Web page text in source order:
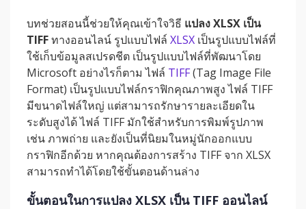
บทช่วยสอนนี้ช่วยให้คุณเข้าใจวิธี แปลง XLSX เป็น
TIFFทางออนไลน์ รูปแบบไฟล์ XLSX เป็นรูปแบบไฟล์ที่
ใช้เก็บข้อมูลสเปรดชีต เป็นรูปแบบไฟล์ที่พัฒนาโดย
Microsoft อย่างไรก็ตาม ไฟล์ TIFF(Tag Image File
Format) เป็นรูปแบบไฟล์กราฟิกคุณภาพสูง ไฟล์ TIFF
มีขนาดไฟล์ใหญ่ แต่สามารถรักษารายละเอียดใน
ระดับสูงได้ ไฟล์ TIFF มักใช้สำหรับการพิมพ์รูปภาพ
เช่น ภาพถ่าย และยังเป็นที่นิยมในหมู่นักออกแบบ
กราฟิกอีกด้วย หากคุณต้องการสร้าง TIFF จาก XLSX
สามารถทำได้โดยใช้ขั้นตอนด้านล่าง
ขั้นตอนในการแปลง XLSX เป็น TIFF ออนไลน์